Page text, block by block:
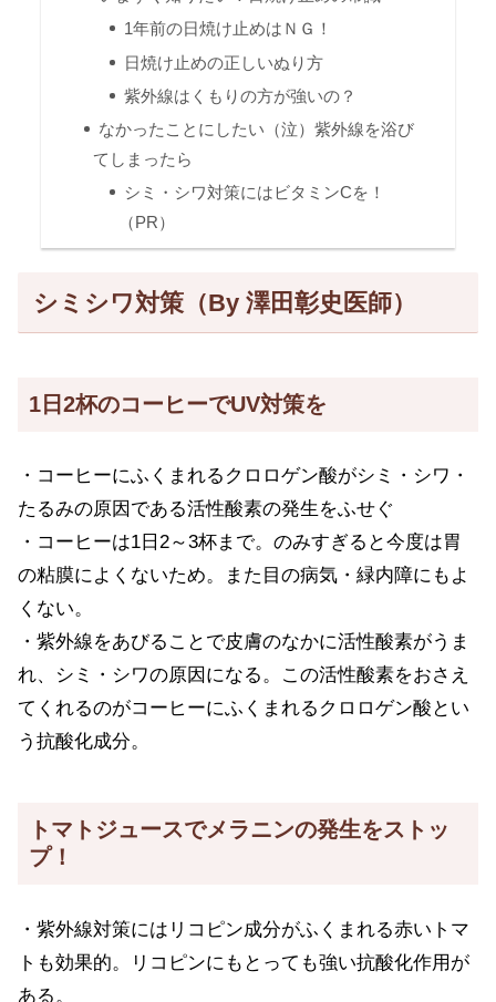
1年前の日焼け止めはＮＧ！
日焼け止めの正しいぬり方
紫外線はくもりの方が強いの？
なかったことにしたい（泣）紫外線を浴び
てしまったら
シミ・シワ対策にはビタミンCを！
（PR）
シミシワ対策（By 澤田彰史医師）
1日2杯のコーヒーでUV対策を
・コーヒーにふくまれるクロロゲン酸がシミ・シワ・
たるみの原因である活性酸素の発生をふせぐ
・コーヒーは1日2～3杯まで。のみすぎると今度は胃
の粘膜によくないため。また目の病気・緑内障にもよ
くない。
・紫外線をあびることで皮膚のなかに活性酸素がうま
れ、シミ・シワの原因になる。この活性酸素をおさえ
てくれるのがコーヒーにふくまれるクロロゲン酸とい
う抗酸化成分。
トマトジュースでメラニンの発生をストッ
プ！
・紫外線対策にはリコピン成分がふくまれる赤いトマ
トも効果的。リコピンにもとっても強い抗酸化作用が
ある。